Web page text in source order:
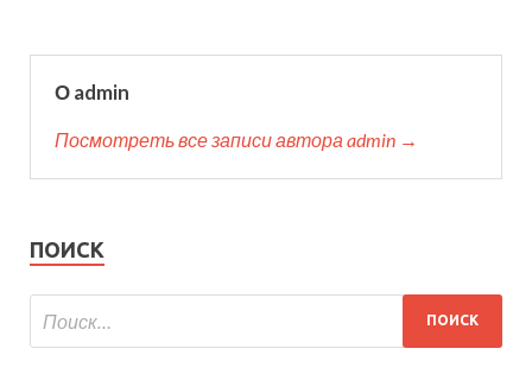
О admin
Посмотреть все записи автора admin →
ПОИСК